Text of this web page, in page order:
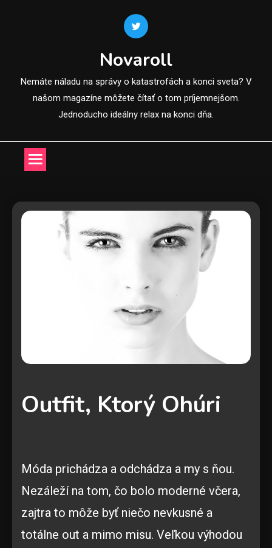
Novaroll
Nemáte náladu na správy o katastrofách a konci sveta? V
našom magazíne môžete čítať o tom príjemnejšom.
Jednoducho ideálny relax na konci dňa.
Outfit, Ktorý Ohúri
Móda prichádza a odchádza a my s ňou.
Nezáleží na tom, čo bolo moderné včera,
zajtra to môže byť niečo nevkusné a
totálne out a mimo misu. Veľkou výhodou